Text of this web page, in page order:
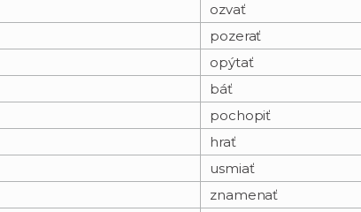
ozvať
pozerať
opýtať
báť
pochopiť
hrať
usmiať
znamenať